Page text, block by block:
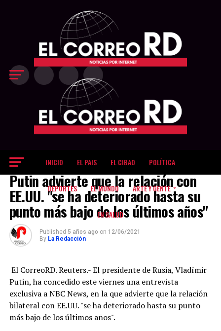
INICIO EL PAIS EL CIBAO POLÍTICA
DEPORTES EL MUNDO ARTE Y GENTE
EN SALUD
EL MUNDO
Putin advierte que la relación con
EE.UU. "se ha deteriorado hasta su
punto más bajo de los últimos años"
Published 5 años ago on 12/06/2021
By La Redacción
El CorreoRD. Reuters.- El presidente de Rusia, Vladímir
Putin, ha concedido este viernes una entrevista
exclusiva a NBC News, en la que advierte que la relación
bilateral con EE.UU. "se ha deteriorado hasta su punto
más bajo de los últimos años".
Exit mobile version